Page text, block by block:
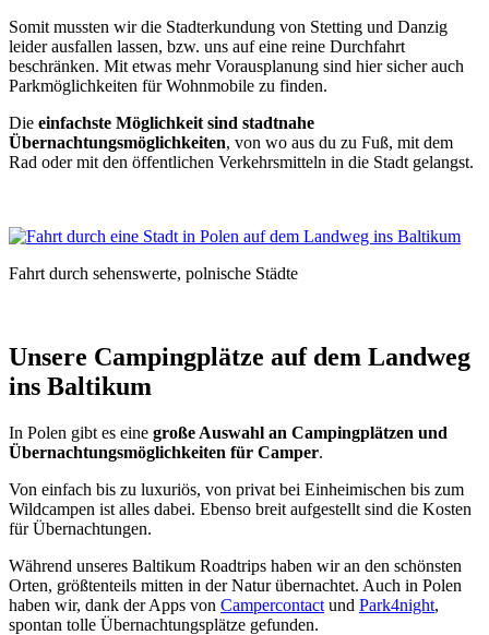
Somit mussten wir die Stadterkundung von Stetting und Danzig
leider ausfallen lassen, bzw. uns auf eine reine Durchfahrt
beschränken. Mit etwas mehr Vorausplanung sind hier sicher auch
Parkmöglichkeiten für Wohnmobile zu finden.
Die einfachste Möglichkeit sind stadtnahe
Übernachtungsmöglichkeiten, von wo aus du zu Fuß, mit dem
Rad oder mit den öffentlichen Verkehrsmitteln in die Stadt gelangst.
Fahrt durch sehenswerte, polnische Städte
Unsere Campingplätze auf dem Landweg
ins Baltikum
In Polen gibt es eine große Auswahl an Campingplätzen und
Übernachtungsmöglichkeiten für Camper.
Von einfach bis zu luxuriös, von privat bei Einheimischen bis zum
Wildcampen ist alles dabei. Ebenso breit aufgestellt sind die Kosten
für Übernachtungen.
Während unseres Baltikum Roadtrips haben wir an den schönsten
Orten, größtenteils mitten in der Natur übernachtet. Auch in Polen
haben wir, dank der Apps von Campercontact und Park4night,
spontan tolle Übernachtungsplätze gefunden.